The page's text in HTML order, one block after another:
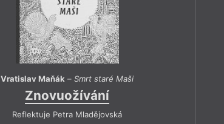
Vratislav Maňák –Smrt staré Maši
Znovuožívání
Reflektuje Petra Mladějovská